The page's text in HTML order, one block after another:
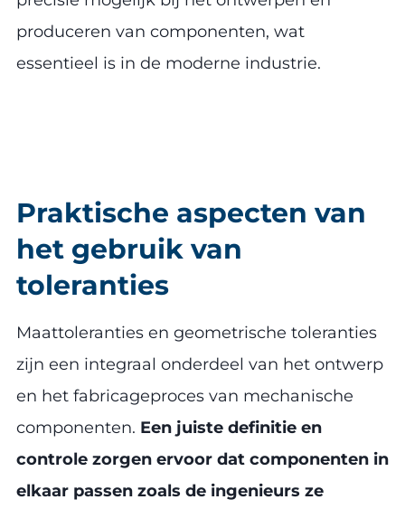
produceren van componenten, wat
essentieel is in de moderne industrie.
Praktische aspecten van
het gebruik van
toleranties
Maattoleranties en geometrische toleranties
zijn een integraal onderdeel van het ontwerp
en het fabricageproces van mechanische
componenten. Een juiste definitie en
controle zorgen ervoor dat componenten in
elkaar passen zoals de ingenieurs ze